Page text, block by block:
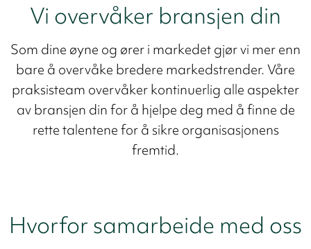
Vi overvåker bransjen din
Som dine øyne og ører i markedet gjør vi mer enn
bare å overvåke bredere markedstrender. Våre
praksisteam overvåker kontinuerlig alle aspekter
av bransjen din for å hjelpe deg med å finne de
rette talentene for å sikre organisasjonens
fremtid.
Hvorfor samarbeide med oss